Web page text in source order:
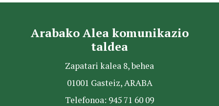
Arabako Alea komunikazio
taldea
Zapatari kalea 8, behea
01001 Gasteiz, ARABA
Telefonoa: 945 71 60 09